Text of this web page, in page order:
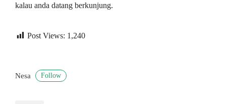
kalau anda datang berkunjung.
Post Views: 1,240
Nesa Follow